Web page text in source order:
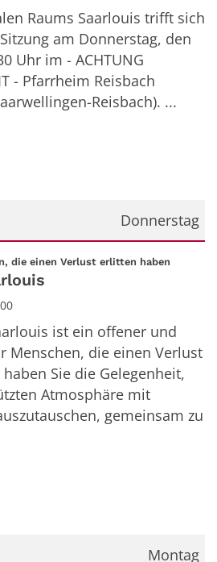
Raums Saarlouis trifft sich
am Donnerstag, den
Uhr im - ACHTUNG
- Pfarrheim Reisbach
Reisbach). ...
Donnerstag
die einen Verlust erlitten haben
ist ein offener und
Menschen, die einen Verlust
Sie die Gelegenheit,
Atmosphäre mit
gemeinsam zu
Montag